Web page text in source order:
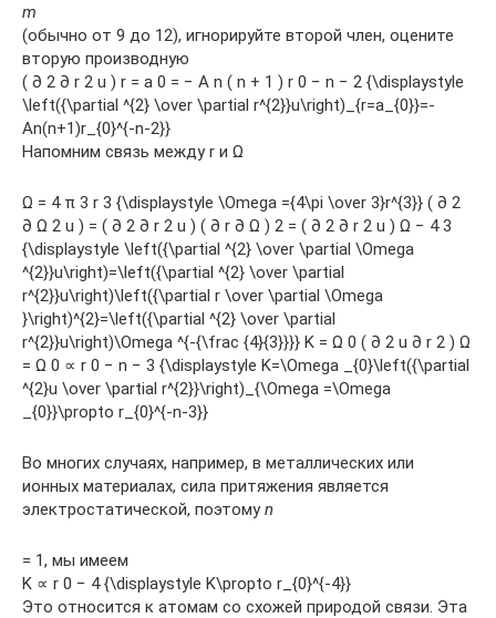
m
(обычно от 9 до 12), игнорируйте второй член, оцените
вторую производную
( ∂ 2 ∂ r 2 u ) r = a 0 = − A n ( n + 1 ) r 0 − n − 2 {\displaystyle
\left({\partial ^{2} \over \partial r^{2}}u\right)_{r=a_{0}}=-
An(n+1)r_{0}^{-n-2}}
Напомним связь между r и Ω
Ω = 4 π 3 r 3 {\displaystyle \Omega ={4\pi \over 3}r^{3}} ( ∂ 2
∂ Ω 2 u ) = ( ∂ 2 ∂ r 2 u ) ( ∂ r ∂ Ω ) 2 = ( ∂ 2 ∂ r 2 u ) Ω − 4 3
{\displaystyle \left({\partial ^{2} \over \partial \Omega
^{2}}u\right)=\left({\partial ^{2} \over \partial
r^{2}}u\right)\left({\partial r \over \partial \Omega
}\right)^{2}=\left({\partial ^{2} \over \partial
r^{2}}u\right)\Omega ^{-{\frac {4}{3}}}} K = Ω 0 ( ∂ 2 u ∂ r 2 ) Ω
= Ω 0 ∝ r 0 − n − 3 {\displaystyle K=\Omega _{0}\left({\partial
^{2}u \over \partial r^{2}}\right)_{\Omega =\Omega
_{0}}\propto r_{0}^{-n-3}}
Во многих случаях, например, в металлических или
ионных материалах, сила притяжения является
электростатической, поэтомуn
= 1, мы имеем
K ∝ r 0 − 4 {\displaystyle K\propto r_{0}^{-4}}
Это относится к атомам со схожей природой связи. Эта